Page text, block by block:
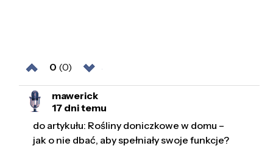
0 (0)
mawerick
17 dni temu
do artykułu: Rośliny doniczkowe w domu –
jak o nie dbać, aby spełniały swoje funkcje?